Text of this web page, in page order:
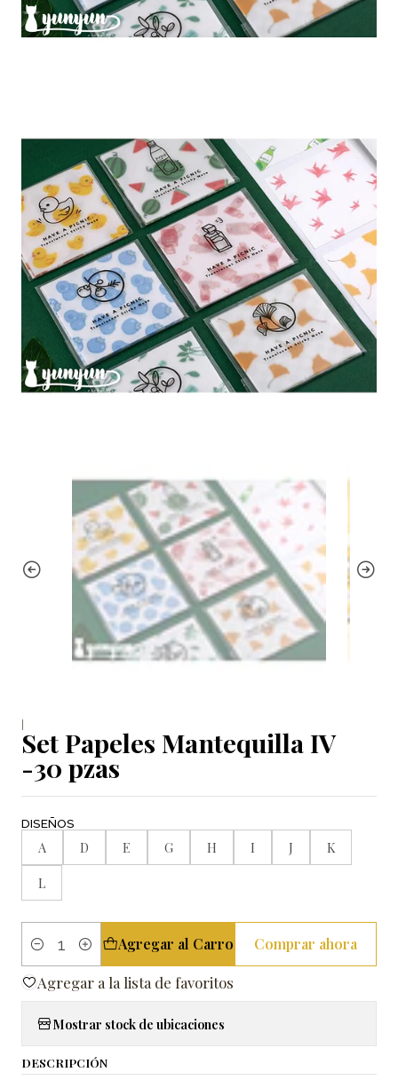
|
Set Papeles Mantequilla IV
-30 pzas
DISEÑOS
A D E G H I J
K
L
Cantidad
Agregar al Carro Comprar ahora
Agregar a la lista de favoritos
Mostrar stock de ubicaciones
DESCRIPCIÓN